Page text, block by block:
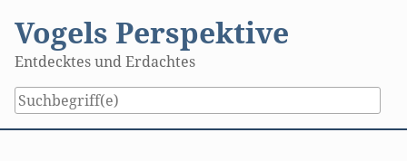
content
Vogels Perspektive
Entdecktes und Erdachtes